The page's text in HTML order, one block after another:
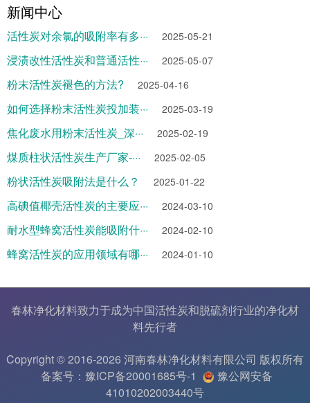
新闻中心
活性炭对余氯的吸附率有多··· 2025-05-21
浸渍改性活性炭和普通活性··· 2025-05-07
粉末活性炭褪色的方法? 2025-04-16
如何选择粉末活性炭投加装··· 2025-03-19
焦化废水用粉末活性炭_深··· 2025-02-19
煤质柱状活性炭生产厂家-··· 2025-02-05
粉状活性炭吸附法是什么？ 2025-01-22
高碘值椰壳活性炭的主要应··· 2024-03-10
耐水型蜂窝活性炭能吸附什··· 2024-02-10
蜂窝活性炭的应用领域有哪··· 2024-01-10
春林净化材料致力于成为中国活性炭和脱硫剂行业的净化材
料先行者
Copyright © 2016-2026 河南春林净化材料有限公司 版权所有
备案号：豫ICP备20001685号-1
豫公网安备
41010202003440号